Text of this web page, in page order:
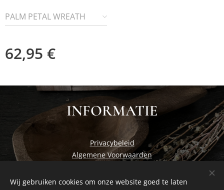
PALM PETAL WREATH
62,95 €
INFORMATIE
Privacybeleid
Algemene Voorwaarden
Wij gebruiken cookies om onze website goed te laten